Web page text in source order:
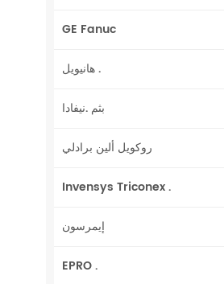
GE Fanuc
هانيويل .
بثم .نيفادا
روكويل ألين برادلي
Invensys Triconex .
إيمرسون
EPRO .